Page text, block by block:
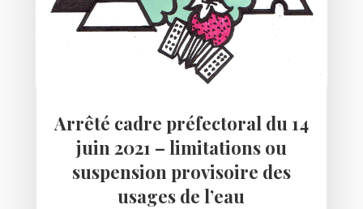
Arrêté cadre préfectoral du 14
juin 2021 – limitations ou
suspension provisoire des
usages de l’eau